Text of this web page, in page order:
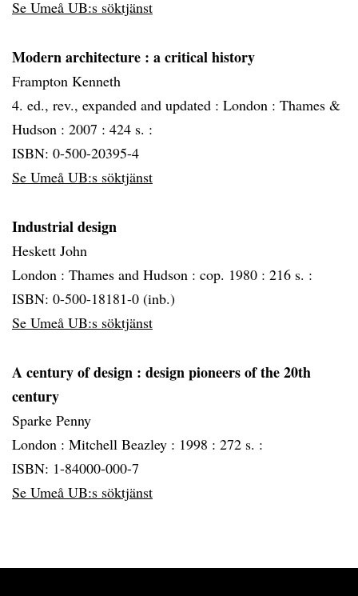
Se Umeå UB:s söktjänst
Modern architecture : a critical history
Frampton Kenneth
4. ed., rev., expanded and updated : London : Thames &
Hudson : 2007 : 424 s. :
ISBN: 0-500-20395-4
Se Umeå UB:s söktjänst
Industrial design
Heskett John
London : Thames and Hudson : cop. 1980 : 216 s. :
ISBN: 0-500-18181-0 (inb.)
Se Umeå UB:s söktjänst
A century of design : design pioneers of the 20th
century
Sparke Penny
London : Mitchell Beazley : 1998 : 272 s. :
ISBN: 1-84000-000-7
Se Umeå UB:s söktjänst